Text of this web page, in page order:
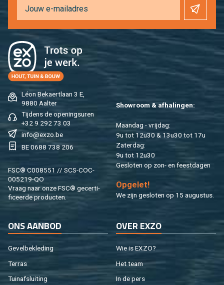
Léon Be­kaert­laan 3 E,
9880 Aal­ter
Tij­dens de ope­nings­uren
+32 9 292 73 03
info@​exzo.​be
BE 0688 738 206
FSC® C008551 // SCS-COC-
005219-QO
Vraag naar onze FSC® ge­cer­ti­
fi­ceer­de pro­duc­ten.
Show­room & af­ha­lin­gen:
Maan­dag - vrij­dag:
9u tot 12u30 & 13u30 tot 17u
Za­ter­dag:
9u tot 12u30
Ge­slo­ten op zon- en feest­da­gen
Op­ge­let!
We zijn ge­slo­ten op 15 au­gus­tus.
ONS AAN­BOD
Ge­vel­be­kle­ding
Ter­ras
Tuin­af­slui­ting
OVER EXZO
Wie is EXZO?
Het team
In de pers